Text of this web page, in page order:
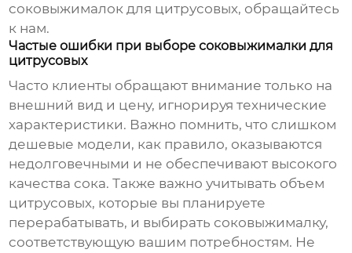
соковыжималок для цитрусовых, обращайтесь
к нам.
Частые ошибки при выборе соковыжималки для
цитрусовых
Часто клиенты обращают внимание только на
внешний вид и цену, игнорируя технические
характеристики. Важно помнить, что слишком
дешевые модели, как правило, оказываются
недолговечными и не обеспечивают высокого
качества сока. Также важно учитывать объем
цитрусовых, которые вы планируете
перерабатывать, и выбирать соковыжималку,
соответствующую вашим потребностям. Не